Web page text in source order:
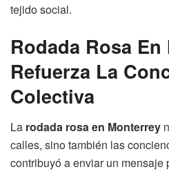
tejido social.
Rodada Rosa
Refuerza La
Colectiva
La rodada rosa en Monterrey
calles, sino también las
contribuyó a enviar un mensaje